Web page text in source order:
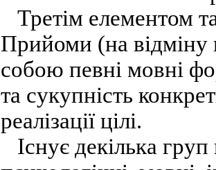
Третім елементом
Прийоми (на відміну
собою певні мовні
та сукупність
реалізації цілі.
Існує декілька